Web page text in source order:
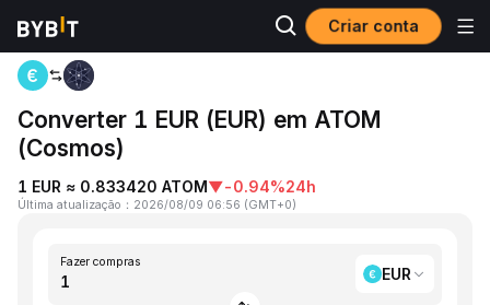
Criar conta
Página inicial
Converter 1 EUR (EUR) em ATOM
(Cosmos)
1 EUR ≈ 0.833420 ATOM▼-0.94%24h
Última atualização ： 2026/08/09 06:56 (GMT+0)
Fazer compras
EUR